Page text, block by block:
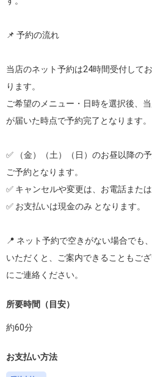
📌 予約の流れ
当店のネット予約は24時間受付して
ります。
ご希望のメニュー・日時を選択後、
が届いた時点で予約完了となります。
✅ （金）（土）（日）のお昼以降の
ご予約となります。
✅ キャンセルや変更は、お電話または
✅ お支払いは現金のみ となります。
📍 ネット予約で空きがない場合でも
いただくと、ご案内できることもご
にご連絡ください。
所要時間（目安）
約60分
お支払い方法